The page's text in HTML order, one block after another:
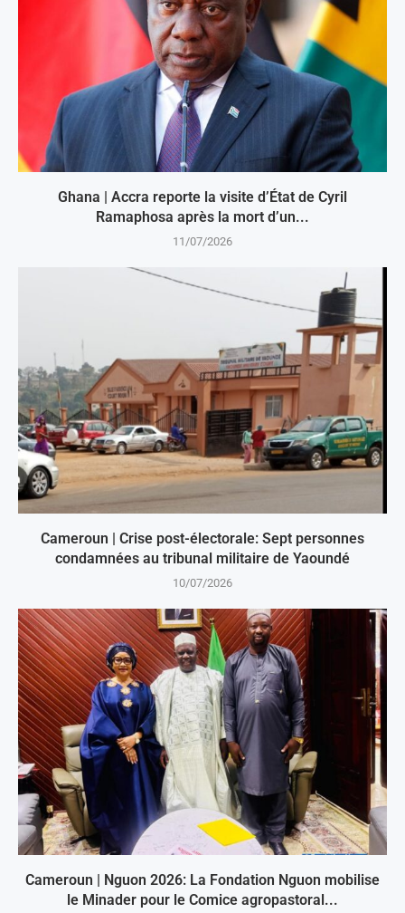
Ghana | Accra reporte la visite d’État de Cyril
Ramaphosa après la mort d’un...
11/07/2026
Cameroun | Crise post-électorale: Sept personnes
condamnées au tribunal militaire de Yaoundé
10/07/2026
Cameroun | Nguon 2026: La Fondation Nguon mobilise
le Minader pour le Comice agropastoral...